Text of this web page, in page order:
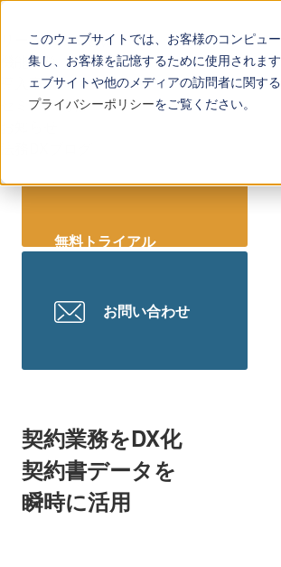
このウェブサイトでは、お客様のコンピュ
集し、お客様を記憶するために使用されま
ェブサイトや他のメディアの訪問者に関す
プライバシーポリシーをご覧ください。
リーガレッジとは
機能一覧
導入事例
セミナー情報
無料トライアル
お問い合わせ
契約業務をDX化
契約書データを
瞬時に活用